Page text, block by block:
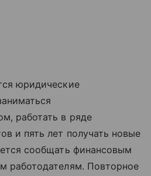
юридические
работать в ряде
и пять лет получать новые
сообщать финансовым
работодателям. Повторное